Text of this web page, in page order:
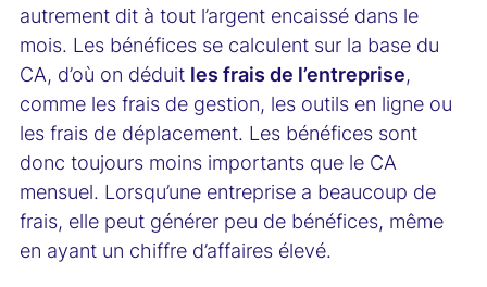
autrement dit à tout l’argent encaissé dans le
mois. Les bénéfices se calculent sur la base du
CA, d’où on déduit les frais de l’entreprise,
comme les frais de gestion, les outils en ligne ou
les frais de déplacement. Les bénéfices sont
donc toujours moins importants que le CA
mensuel. Lorsqu’une entreprise a beaucoup de
frais, elle peut générer peu de bénéfices, même
en ayant un chiffre d’affaires élevé.